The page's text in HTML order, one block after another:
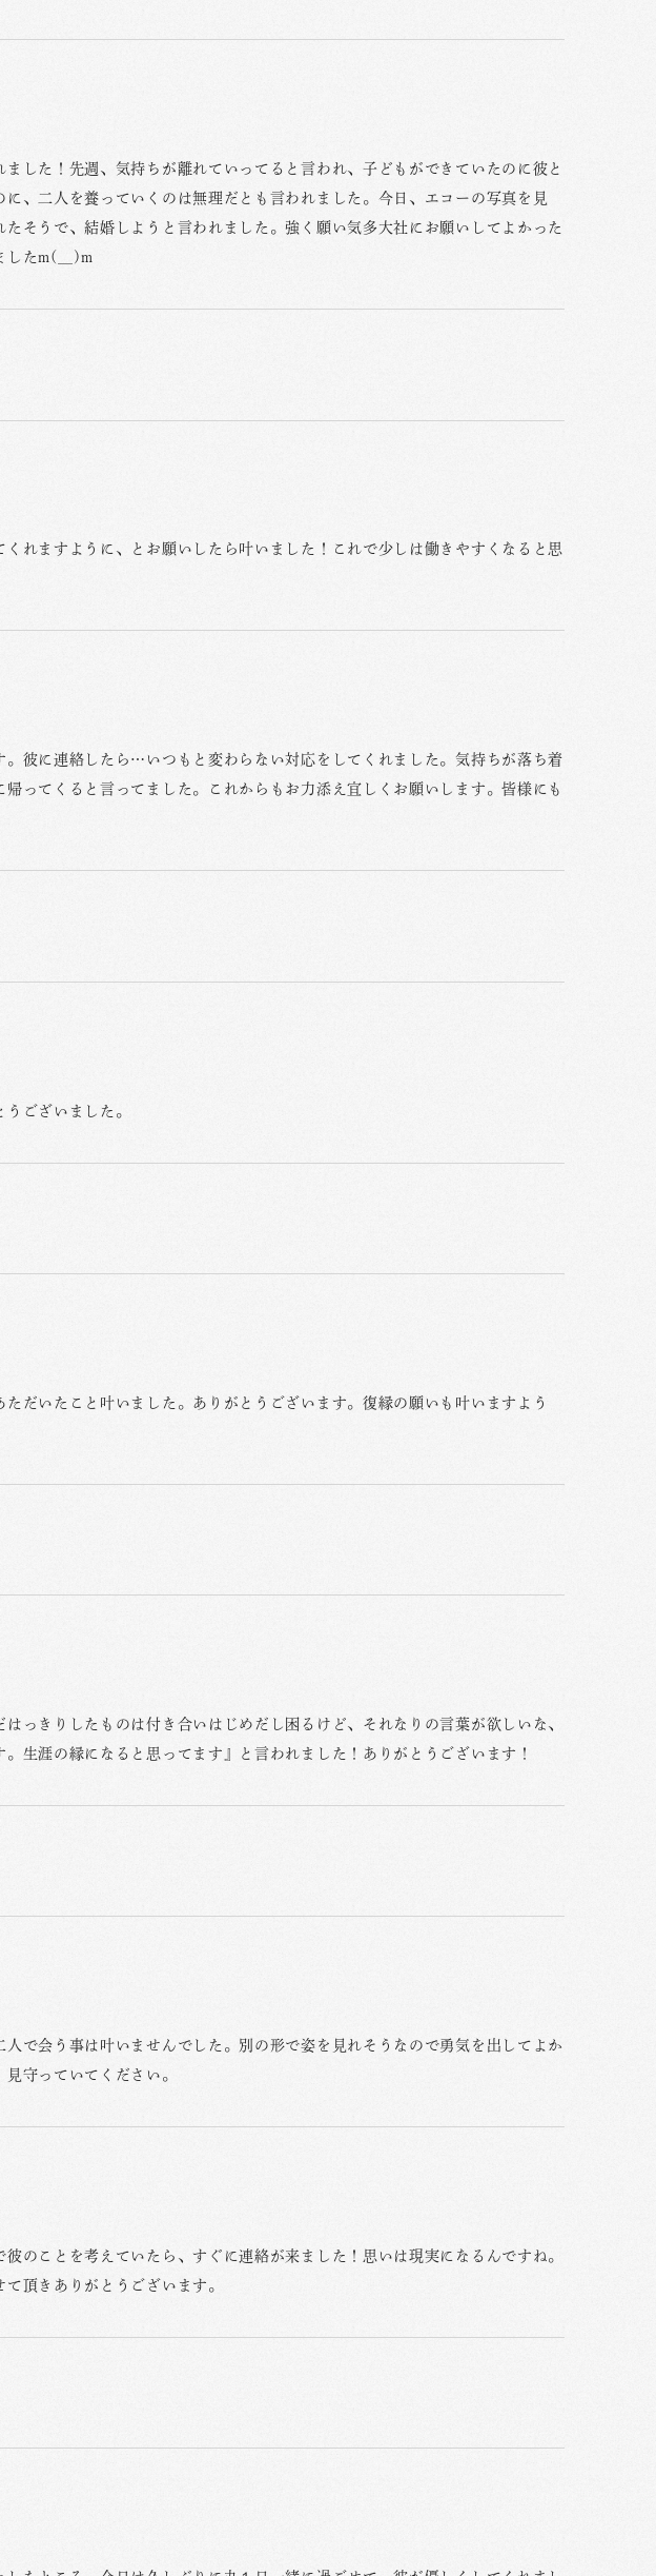
した！先週、気持ちが離れていってると言われ、子どもができていたのに彼と
、二人を養っていくのは無理だとも言われました。今日、エコーの写真を見
そうで、結婚しようと言われました。強く願い気多大社にお願いしてよかった
したm(__)m
れますように、とお願いしたら叶いました！これで少しは働きやすくなると思
彼に連絡したら…いつもと変わらない対応をしてくれました。気持ちが落ち着
ってくると言ってました。これからもお力添え宜しくお願いします。皆様にも
ございました。
だいたこと叶いました。ありがとうございます。復縁の願いも叶いますよう
っきりしたものは付き合いはじめだし困るけど、それなりの言葉が欲しいな、
生涯の縁になると思ってます』と言われました！ありがとうございます！
で会う事は叶いませんでした。別の形で姿を見れそうなので勇気を出してよか
守っていてください。
のことを考えていたら、すぐに連絡が来ました！思いは現実になるんですね。
頂きありがとうございます。